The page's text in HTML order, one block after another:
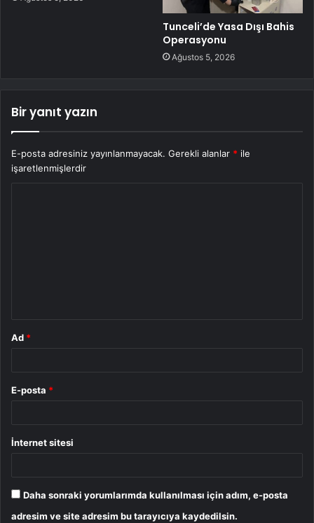
Tunceli’de Yasa Dışı Bahis
Operasyonu
Ağustos 5, 2026
Bir yanıt yazın
E-posta adresiniz yayınlanmayacak. Gerekli alanlar * ile
işaretlenmişlerdir
Ad *
E-posta *
İnternet sitesi
Daha sonraki yorumlarımda kullanılması için adım, e-posta
adresim ve site adresim bu tarayıcıya kaydedilsin.